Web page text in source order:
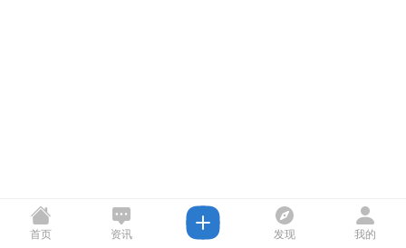
首页 资讯 发现 我的